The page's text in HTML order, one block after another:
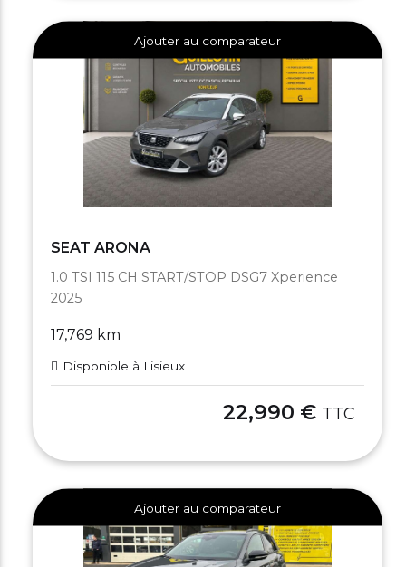
Ajouter au comparateur
SEAT ARONA
1.0 TSI 115 CH START/STOP DSG7 Xperience
2025
17,769 km
Disponible à Lisieux
22,990 € TTC
Ajouter au comparateur